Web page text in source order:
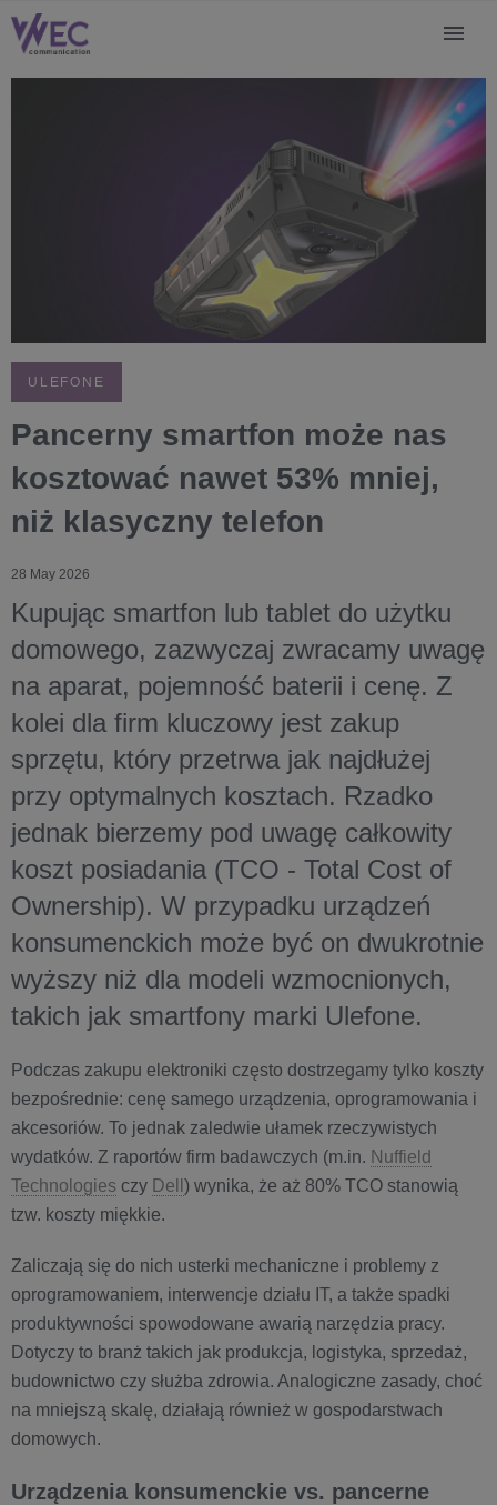
ULEFONE
Pancerny smartfon może nas
kosztować nawet 53% mniej,
niż klasyczny telefon
28 May 2026
Kupując smartfon lub tablet do użytku
domowego, zazwyczaj zwracamy uwagę
na aparat, pojemność baterii i cenę. Z
kolei dla firm kluczowy jest zakup
sprzętu, który przetrwa jak najdłużej
przy optymalnych kosztach. Rzadko
jednak bierzemy pod uwagę całkowity
koszt posiadania (TCO - Total Cost of
Ownership). W przypadku urządzeń
konsumenckich może być on dwukrotnie
wyższy niż dla modeli wzmocnionych,
takich jak smartfony marki Ulefone.
Podczas zakupu elektroniki często dostrzegamy tylko koszty
bezpośrednie: cenę samego urządzenia, oprogramowania i
akcesoriów. To jednak zaledwie ułamek rzeczywistych
wydatków. Z raportów firm badawczych (m.in. Nuffield
Technologies czy Dell ) wynika, że aż 80% TCO stanowią
tzw. koszty miękkie.
Zaliczają się do nich usterki mechaniczne i problemy z
oprogramowaniem, interwencje działu IT, a także spadki
produktywności spowodowane awarią narzędzia pracy.
Dotyczy to branż takich jak produkcja, logistyka, sprzedaż,
budownictwo czy służba zdrowia. Analogiczne zasady, choć
na mniejszą skalę, działają również w gospodarstwach
domowych.
Urządzenia konsumenckie vs. pancerne